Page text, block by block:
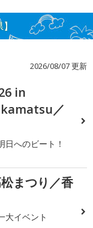
2026/08/07 更新
in
／
日へのビート！
まつり／香
大イベント